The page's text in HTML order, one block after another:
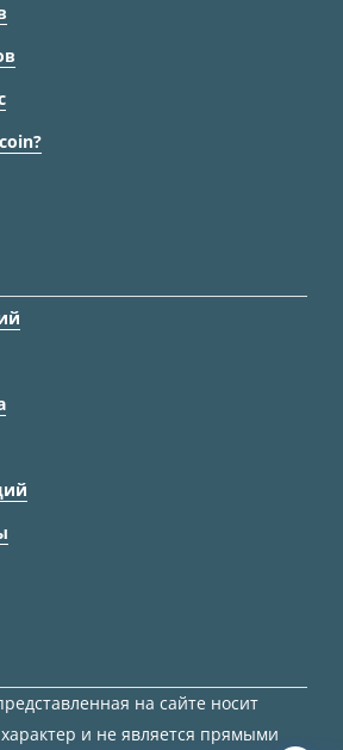
на сайте носит
и не является прямыми